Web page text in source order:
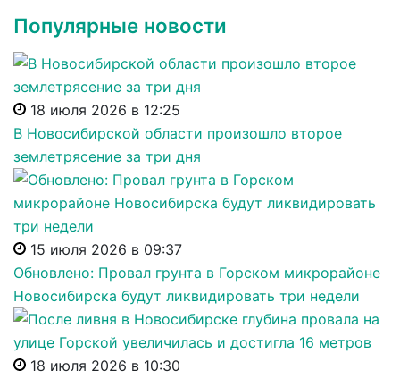
Популярные новости
18 июля 2026 в 12:25
В Новосибирской области произошло второе
землетрясение за три дня
15 июля 2026 в 09:37
Обновлено: Провал грунта в Горском микрорайоне
Новосибирска будут ликвидировать три недели
18 июля 2026 в 10:30